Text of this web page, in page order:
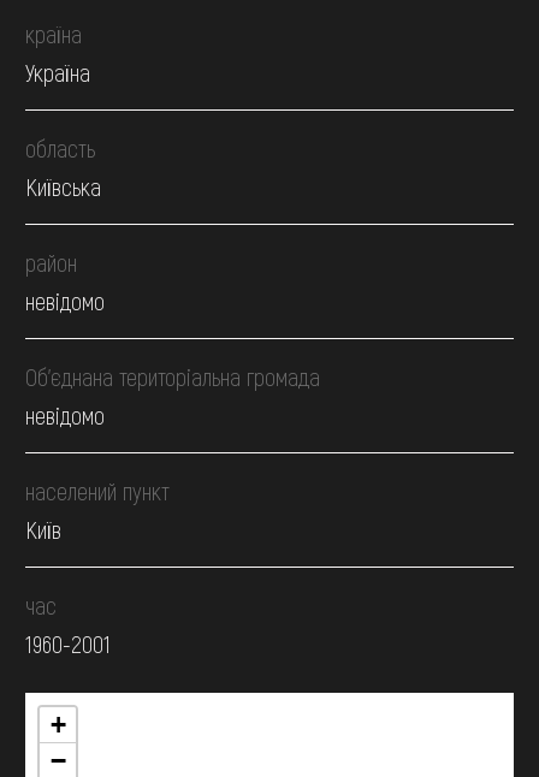
країна
Україна
область
Київська
район
невідомо
Об’єднана територіальна громада
невідомо
населений пункт
Київ
час
1960-2001
+
−